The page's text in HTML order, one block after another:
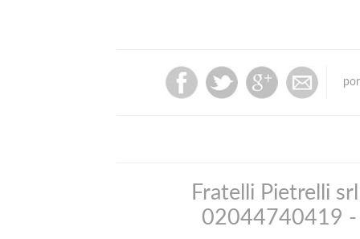
Fratelli Pietrelli
02044740419 -